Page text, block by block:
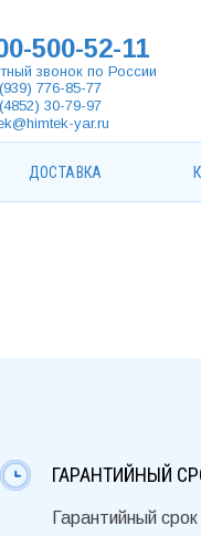
500-52-11
звонок по России
776-85-77
30-79-97
yar.ru
ДОСТАВКА
ГАРАНТИЙНЫЙ
Гарантийный